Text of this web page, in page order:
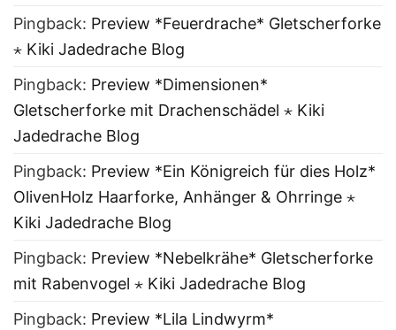
Pingback: Preview *Feuerdrache* Gletscherforke
⋆ Kiki Jadedrache Blog
Pingback: Preview *Dimensionen*
Gletscherforke mit Drachenschädel ⋆ Kiki
Jadedrache Blog
Pingback: Preview *Ein Königreich für dies Holz*
OlivenHolz Haarforke, Anhänger & Ohrringe ⋆
Kiki Jadedrache Blog
Pingback: Preview *Nebelkrähe* Gletscherforke
mit Rabenvogel ⋆ Kiki Jadedrache Blog
Pingback: Preview *Lila Lindwyrm*